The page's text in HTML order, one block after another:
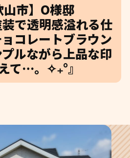
山市】O様邸
装で透明感溢れる仕
コレートブラウン
ルながら上品な印
て…。✧₊°』